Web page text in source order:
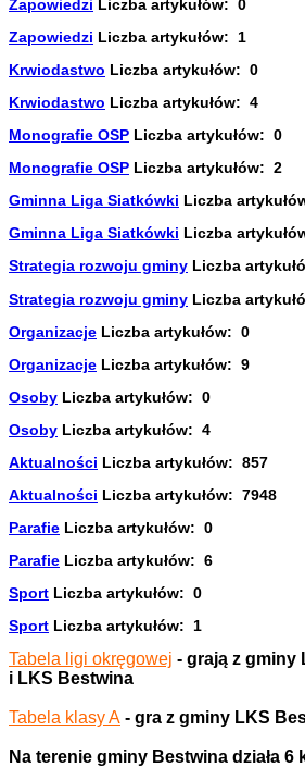
Zapowiedzi Liczba artykułów: 0
Zapowiedzi Liczba artykułów: 1
Krwiodastwo Liczba artykułów: 0
Krwiodastwo Liczba artykułów: 4
Monografie OSP Liczba artykułów: 0
Monografie OSP Liczba artykułów: 2
Gminna Liga Siatkówki Liczba
Gminna Liga Siatkówki Liczba
Strategia rozwoju gminy Liczba
Strategia rozwoju gminy Liczba
Organizacje Liczba artykułów: 0
Organizacje Liczba artykułów: 9
Osoby Liczba artykułów: 0
Osoby Liczba artykułów: 4
Aktualności Liczba artykułów: 857
Aktualności Liczba artykułów: 7948
Parafie Liczba artykułów: 0
Parafie Liczba artykułów: 6
Sport Liczba artykułów: 0
Sport Liczba artykułów: 1
Tabela ligi okręgowej - grają z gminy
i LKS Bestwina
Tabela klasy A - gra z gminy LKS
Na terenie gminy Bestwina działa